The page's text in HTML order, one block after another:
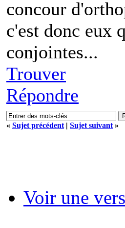
concour
c'est donc eux
conjointes...
Trouver
Répondre
« Sujet précédent | Sujet suivant »
Voir une